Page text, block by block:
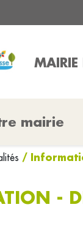
MAIRIE
mairie
/
-